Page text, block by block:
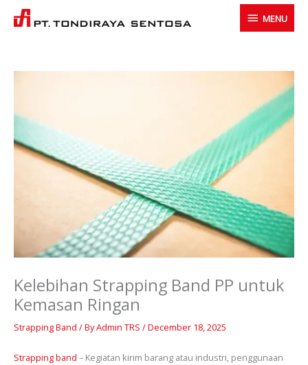
MENU
MENU
Kelebihan Strapping Band PP untuk
Kemasan Ringan
Strapping Band / ByAdmin TRS /December 18, 2025
Strapping band – Kegiatan kirim barang atau industri, penggunaan